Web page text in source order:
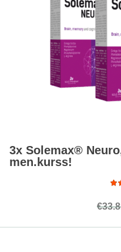
3x Solemax®
men.kurss!
€